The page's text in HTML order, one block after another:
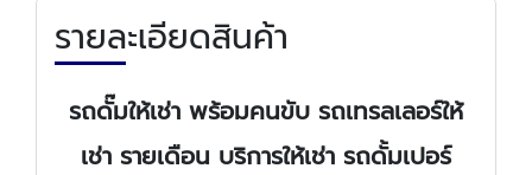
รายละเอียดสินค้า
รถดั๊มให้เช่า พร้อมคนขับ รถเทรลเลอร์ให้
เช่า รายเดือน บริการให้เช่า รถดั้มเปอร์